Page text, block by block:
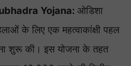
Yojana: ओडिशा
के लिए एक महत्वाकांक्षी पहल
शुरू की। इस योजना के तहत